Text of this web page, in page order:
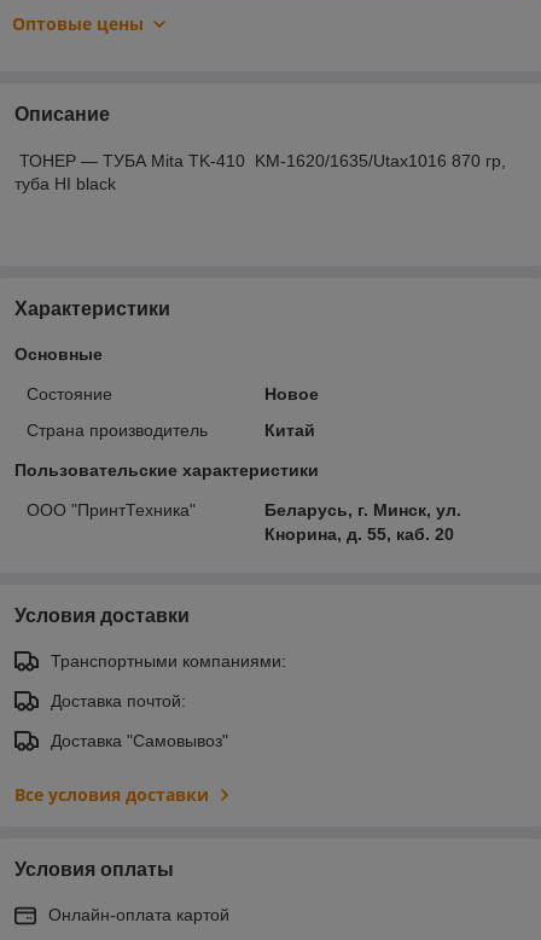
Оптовые цены
Описание
ТОНЕР ― ТУБА Mita TK-410 KM-1620/1635/Utax1016 870 гр,
туба HI black
Характеристики
Основные
Состояние
Новое
Страна производитель
Китай
Пользовательские характеристики
ООО "ПринтТехника"
Беларусь, г. Минск, ул.
Кнорина, д. 55, каб. 20
Условия доставки
Транспортными компаниями:
Доставка почтой:
Доставка "Самовывоз"
Все условия доставки
Условия оплаты
Онлайн-оплата картой